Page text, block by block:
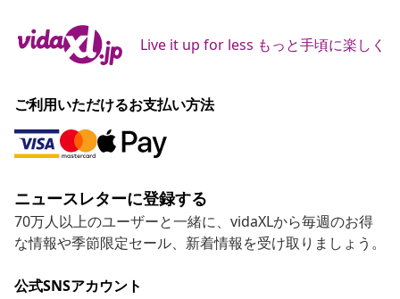
Live it up for less もっと手頃に楽しく
ご利用いただけるお支払い方法
ニュースレターに登録する
70万人以上のユーザーと一緒に、vidaXLから毎週のお得
な情報や季節限定セール、新着情報を受け取りましょう。
公式SNSアカウント